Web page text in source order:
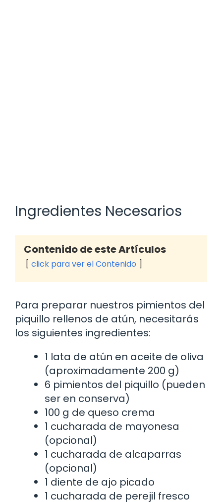
Ingredientes Necesarios
Contenido de este Artículos
click para ver el Contenido
Para preparar nuestros pimientos del
piquillo rellenos de atún, necesitarás
los siguientes ingredientes:
1 lata de atún en aceite de oliva
(aproximadamente 200 g)
6 pimientos del piquillo (pueden
ser en conserva)
100 g de queso crema
1 cucharada de mayonesa
(opcional)
1 cucharada de alcaparras
(opcional)
1 diente de ajo picado
1 cucharada de perejil fresco